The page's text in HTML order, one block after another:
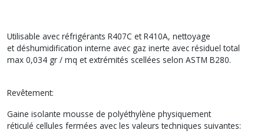
Utilisable avec réfrigérants R407C et R410A, nettoyage
et déshumidification interne avec gaz inerte avec résiduel total
max 0,034 gr / mq et extrémités scellées selon ASTM B280.
Revêtement:
Gaine isolante mousse de polyéthylène physiquement
réticulé cellules fermées avec les valeurs techniques suivantes: